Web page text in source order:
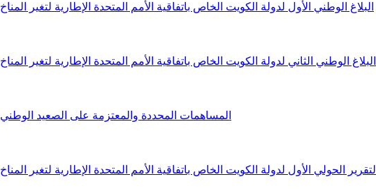
البلاغ الوطني الأول لدولة الكويت الخاص باتفاقية الأمم المتحدة الإطارية لتغير المناخ
البلاغ الوطني الثاني لدولة الكويت الخاص باتفاقية الأمم المتحدة الإطارية لتغير المناخ
المساهمات المحددة والمعتزمة على الصعيد الوطني
التقرير الحولي الأول لدولة الكويت الخاص باتفاقية الأمم المتحدة الإطارية لتغير المناخ